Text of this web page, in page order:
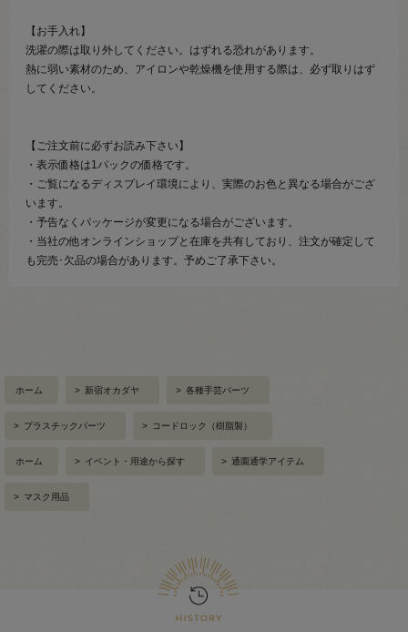
【お手入れ】
洗濯の際は取り外してください。はずれる恐れがあります。
熱に弱い素材のため、アイロンや乾燥機を使用する際は、必ず取りはず
してください。
【ご注文前に必ずお読み下さい】
・表示価格は1パックの価格です。
・ご覧になるディスプレイ環境により、実際のお色と異なる場合がござ
います。
・予告なくパッケージが変更になる場合がございます。
・当社の他オンラインショップと在庫を共有しており、注文が確定して
も完売･欠品の場合があります。予めご了承下さい。
ホーム > 新宿オカダヤ > 各種手芸パーツ
> プラスチックパーツ > コードロック（樹脂製）
ホーム > イベント・用途から探す > 通園通学アイテム
> マスク用品